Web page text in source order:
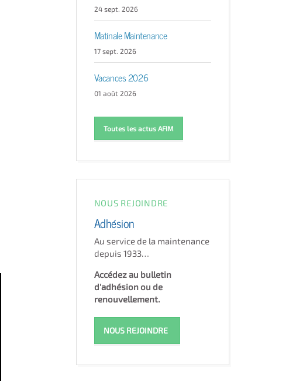
24 sept. 2026
Matinale Maintenance
17 sept. 2026
Vacances 2026
01 août 2026
Toutes les actus AFIM
NOUS REJOINDRE
Adhésion
Au service de la maintenance
depuis 1933…
Accédez au bulletin
d'adhésion ou de
renouvellement.
NOUS REJOINDRE